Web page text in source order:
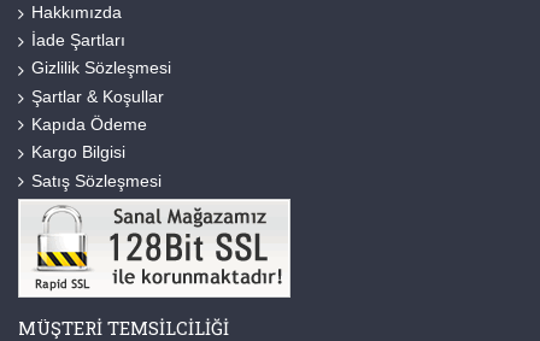
Hakkımızda
İade Şartları
Gizlilik Sözleşmesi
Şartlar & Koşullar
Kapıda Ödeme
Kargo Bilgisi
Satış Sözleşmesi
MÜŞTERI TEMSILCILIĞI